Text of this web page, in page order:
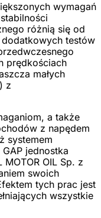
wymagań
różnią się od
testów
prędkościach
małych
z
a także
z napędem
systemem
jednostka
OIL Sp. z
swoich
tych prac jest
wszystkie